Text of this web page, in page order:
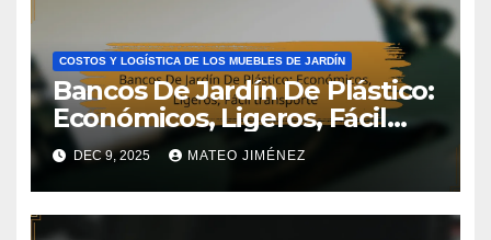
COSTOS Y LOGÍSTICA DE LOS MUEBLES DE JARDÍN
Bancos De Jardín De Plástico:
Económicos, Ligeros, Fácil
transporte
DEC 9, 2025 MATEO JIMÉNEZ